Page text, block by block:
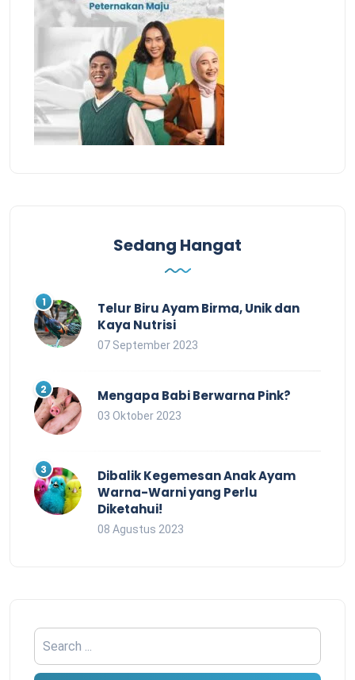
Sedang Hangat
Telur Biru Ayam Birma, Unik dan
Kaya Nutrisi
07 September 2023
Mengapa Babi Berwarna Pink?
03 Oktober 2023
Dibalik Kegemesan Anak Ayam
Warna-Warni yang Perlu
Diketahui!
08 Agustus 2023